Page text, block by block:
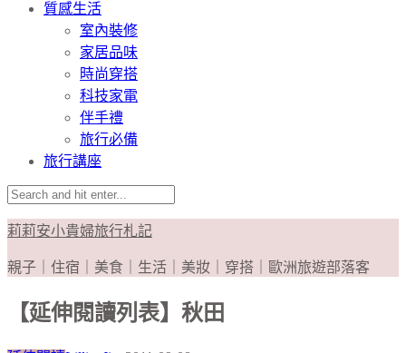
質感生活
室內裝修
家居品味
時尚穿搭
科技家電
伴手禮
旅行必備
旅行講座
莉莉安小貴婦旅行札記
親子｜住宿｜美食｜生活｜美妝｜穿搭｜歐洲旅遊部落客
【延伸閱讀列表】秋田